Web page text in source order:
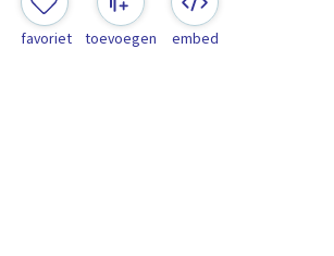
favoriet toevoegen embed